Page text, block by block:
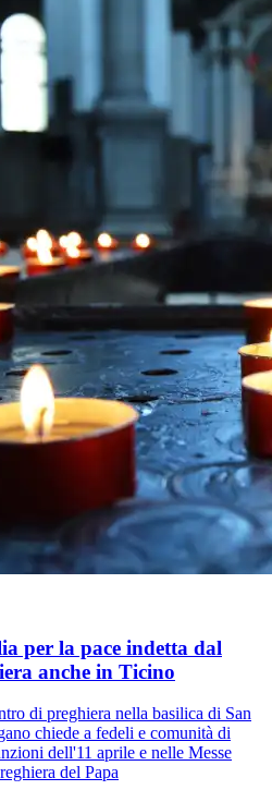
per la pace indetta dal
anche in Ticino
di preghiera nella basilica di San
chiede a fedeli e comunità di
dell'11 aprile e nelle Messe
del Papa